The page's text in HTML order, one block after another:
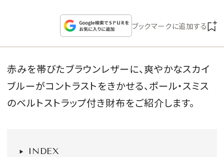
CELEBRITY
WEDDING
SDGs
ブックマークに追加する
赤みを帯びたブラウンレザーに、爽やかなスカイ
ブルーがコントラストをきかせる、ポール・スミス
のベルトストラップ付き財布をご紹介します。
INDEX